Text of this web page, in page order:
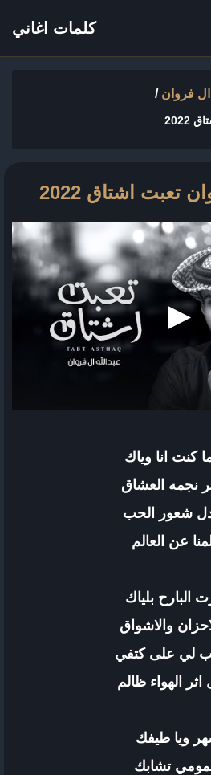
كلمات اغاني
ال فروان /
تعبت اشتاق 2022
كنت انا وياك
نجمه العشاق
شعور الحب
عن العالم
البارح بلياك
والاشواق
لي على كتفي
اثر الهواء ظالم
ويا طيفك
تشابك